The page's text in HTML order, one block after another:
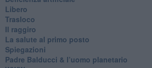
Libero
Trasloco
Il raggiro
​La salute al primo posto
Spiegazioni
Padre Balducci & l’uomo planetario